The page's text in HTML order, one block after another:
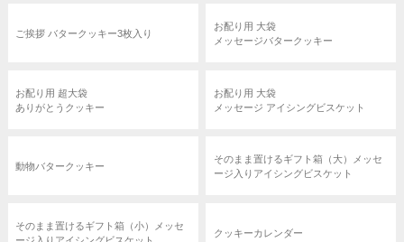
ご挨拶 バタークッキー3枚入り
お配り用 大袋
メッセージバタークッキー
お配り用 超大袋
ありがとうクッキー
お配り用 大袋
メッセージ アイシングビスケット
動物バタークッキー
そのまま置けるギフト箱（大）メッセ
ージ入りアイシングビスケット
そのまま置けるギフト箱（小）メッセ
クッキーカレンダー